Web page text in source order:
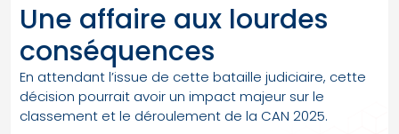
Une affaire aux lourdes
conséquences
En attendant l’issue de cette bataille judiciaire, cette
décision pourrait avoir un impact majeur sur le
classement et le déroulement de la CAN 2025.